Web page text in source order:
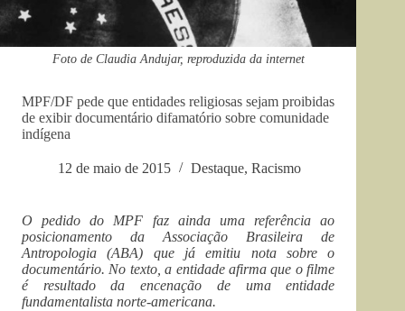
Foto de Claudia Andujar, reproduzida da internet
MPF/DF pede que entidades religiosas sejam proibidas
de exibir documentário difamatório sobre comunidade
indígena
12 de maio de 2015 Destaque, Racismo
O pedido do MPF faz ainda uma referência ao
posicionamento da Associação Brasileira de
Antropologia (ABA) que já emitiu nota sobre o
documentário. No texto, a entidade afirma que o filme
é resultado da encenação de uma entidade
fundamentalista norte-americana.